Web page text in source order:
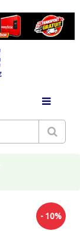
- 10%